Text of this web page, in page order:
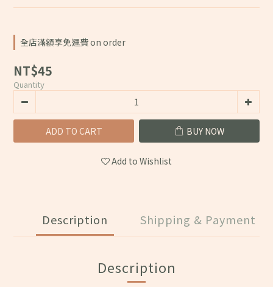
全店滿額享免運費 on order
NT$45
Quantity
ADD TO CART BUY NOW
Add to Wishlist
Description Shipping & Payment
Description